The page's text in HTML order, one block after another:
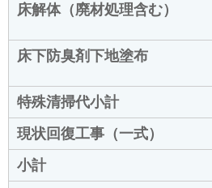
床解体（廃材処理含む）
床下防臭剤下地塗布
特殊清掃代小計
現状回復工事（一式）
小計